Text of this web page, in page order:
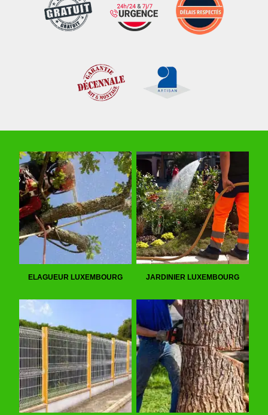
ELAGUEUR LUXEMBOURG JARDINIER LUXEMBOURG